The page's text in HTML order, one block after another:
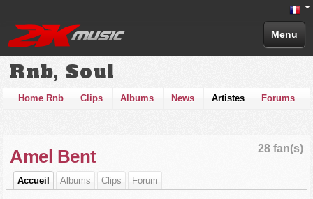
Menu
Rnb, Soul
Home Rnb Clips Albums News Artistes Forums
28 fan(s)
Amel Bent
Accueil Albums Clips Forum